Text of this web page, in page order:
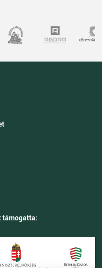
támogatta: